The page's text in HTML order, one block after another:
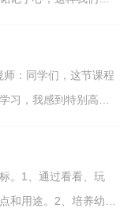
师：同学们，这节课程
习，我感到特别高
。1、通过看看、玩
和用途。2、培养幼儿